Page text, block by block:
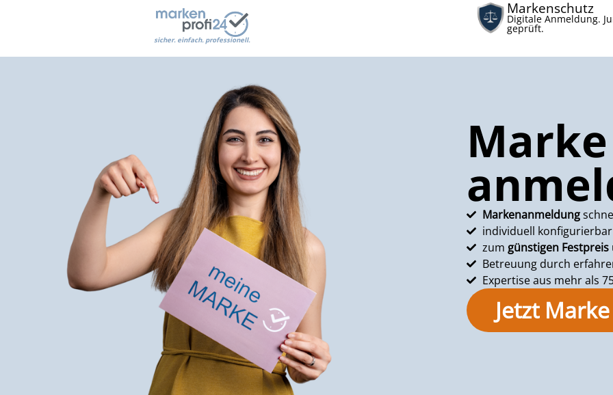
sicher. einfach. professionell.
Markenschutz
Digitale Anmeldung.
geprüft.
Markenanmeldung
individuell konfigurierbar
zum günstigen Festpreis
Betreuung durch
Expertise aus mehr als
Jetzt